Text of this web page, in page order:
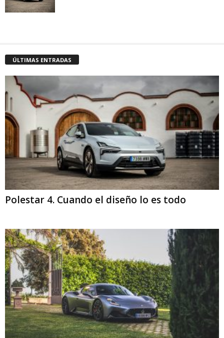
ÚLTIMAS ENTRADAS
Polestar 4. Cuando el diseño lo es todo